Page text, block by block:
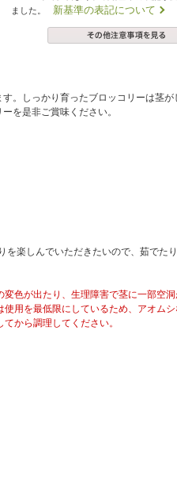
ました。 新基準の表記について
。しっかり育ったブロッコリーは茎
を是非ご賞味ください。
楽しんでいただきたいので、茹でた
色が出たり、生理障害で茎に一部空
用を最低限にしているため、アオム
から調理してください。